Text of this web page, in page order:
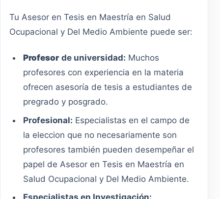
Tu Asesor en Tesis en Maestría en Salud
Ocupacional y Del Medio Ambiente puede ser:
Profesor de universidad: Muchos
profesores con experiencia en la materia
ofrecen asesoría de tesis a estudiantes de
pregrado y posgrado.
Profesional: Especialistas en el campo de
la eleccion que no necesariamente son
profesores también pueden desempeñar el
papel de Asesor en Tesis en Maestría en
Salud Ocupacional y Del Medio Ambiente.